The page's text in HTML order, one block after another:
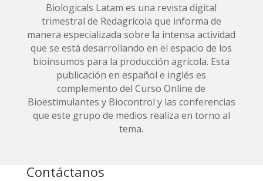
Biologicals Latam es una revista digital
trimestral de Redagrícola que informa de
manera especializada sobre la intensa actividad
que se está desarrollando en el espacio de los
bioinsumos para la producción agrícola. Esta
publicación en español e inglés es
complemento del Curso Online de
Bioestimulantes y Biocontrol y las conferencias
que este grupo de medios realiza en torno al
tema.
Contáctanos